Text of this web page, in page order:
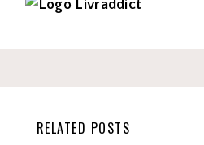
RELATED POSTS